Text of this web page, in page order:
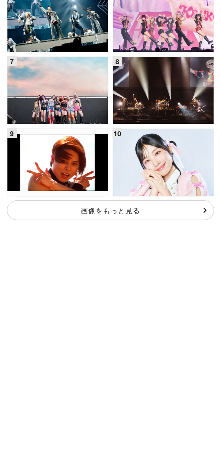
画像をもっと見る